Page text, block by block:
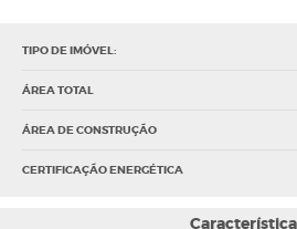
TIPO DE IMÓVEL:
ÁREA TOTAL
ÁREA DE CONSTRUÇÃO
CERTIFICAÇÃO ENERGÉTICA